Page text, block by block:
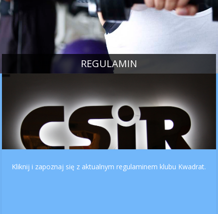
REGULAMIN
Kliknij i zapoznaj się z aktualnym regulaminem klubu Kwadrat.